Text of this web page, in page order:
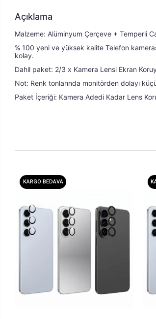
Açıklama
Malzeme: Alüminyum Çerçeve +
Malzeme: Alüminyum Çerçeve + Temperli
% 100 yeni ve yüksek kalite Telefon
kolay.
Dahil paket: 2/3 x Kamera Lensi Ekran
Not: Renk tonlarında monitörden dolayı
Paket İçeriği: Kamera Adedi Kadar Lens
KARGO BEDAVA